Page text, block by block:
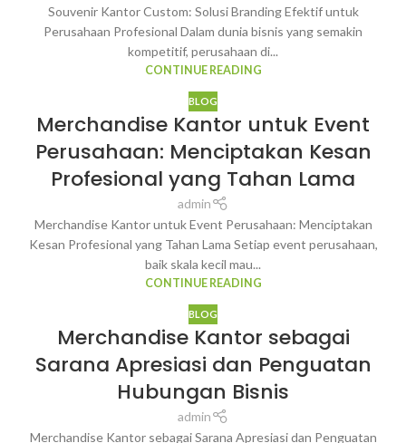
Souvenir Kantor Custom: Solusi Branding Efektif untuk
Perusahaan Profesional Dalam dunia bisnis yang semakin
kompetitif, perusahaan di...
CONTINUE READING
BLOG
Merchandise Kantor untuk Event
Perusahaan: Menciptakan Kesan
Profesional yang Tahan Lama
admin
Merchandise Kantor untuk Event Perusahaan: Menciptakan
Kesan Profesional yang Tahan Lama Setiap event perusahaan,
baik skala kecil mau...
CONTINUE READING
BLOG
Merchandise Kantor sebagai
Sarana Apresiasi dan Penguatan
Hubungan Bisnis
admin
Merchandise Kantor sebagai Sarana Apresiasi dan Penguatan